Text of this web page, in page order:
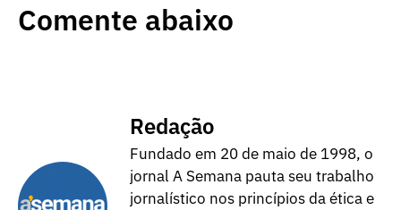
Comente abaixo
Redação
Fundado em 20 de maio de 1998, o
jornal A Semana pauta seu trabalho
jornalístico nos princípios da ética e